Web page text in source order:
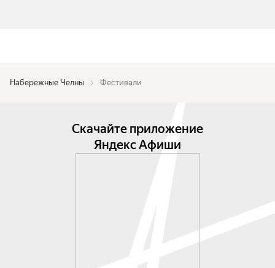
Набережные Челны Фестивали
Скачайте приложение
Яндекс Афиши